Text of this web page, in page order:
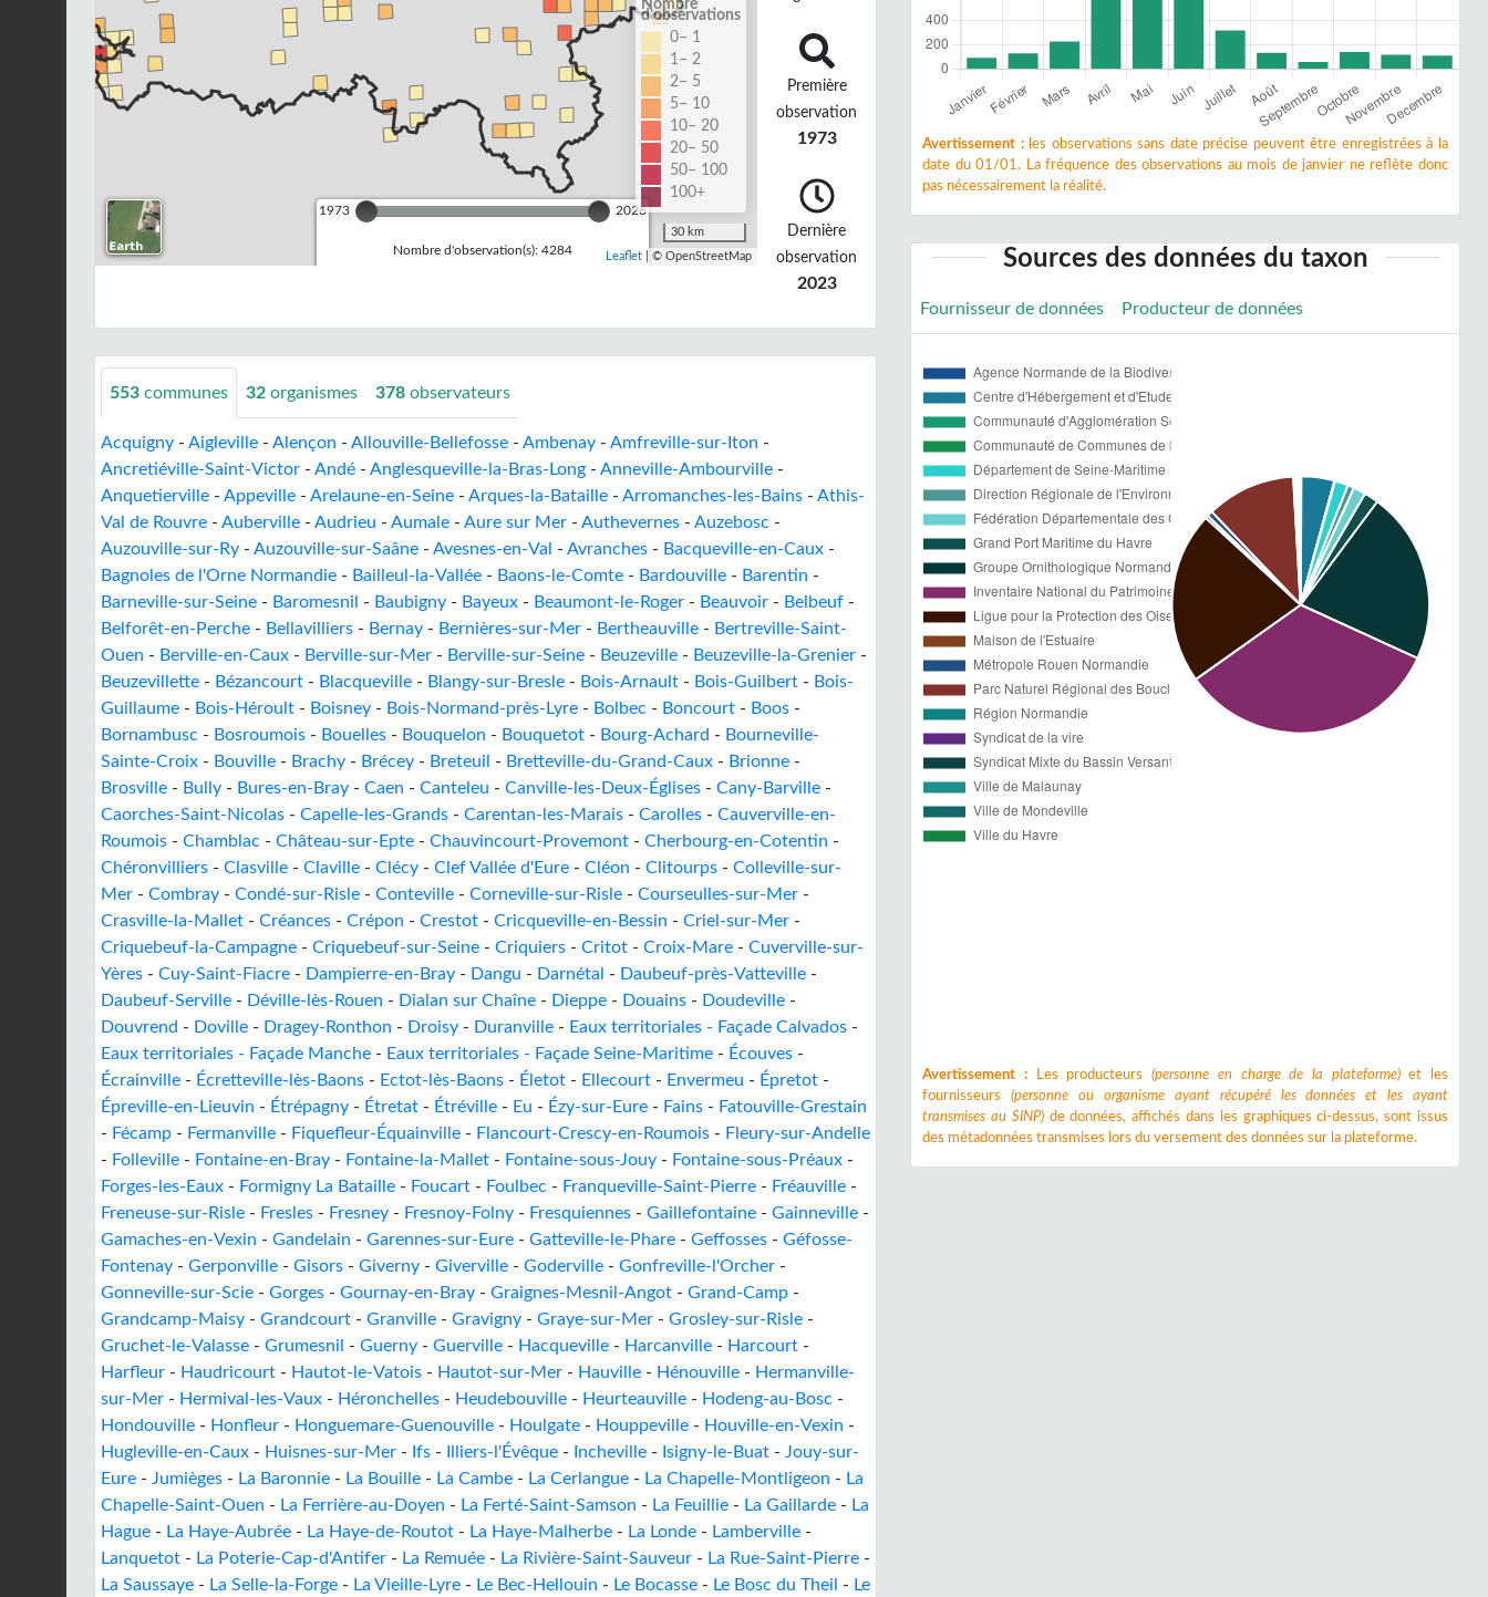
1973 2026
Nombre d'observation(s): 4284
Nombre
d'observations
0– 1
1– 2
2– 5
5– 10
10– 20
20– 50
50– 100
100+
30 km
Leaflet| © OpenStreetMap
Première
observation
1973
Dernière
observation
2023
553 communes 32 organismes 378 observateurs
Acquigny - Aigleville - Alençon - Allouville-Bellefosse - Ambenay - Amfreville-sur-Iton -
Ancretiéville-Saint-Victor - Andé - Anglesqueville-la-Bras-Long - Anneville-Ambourville -
Anquetierville - Appeville - Arelaune-en-Seine - Arques-la-Bataille - Arromanches-les-Bains - Athis-
Val de Rouvre - Auberville - Audrieu - Aumale - Aure sur Mer - Authevernes - Auzebosc -
Auzouville-sur-Ry - Auzouville-sur-Saâne - Avesnes-en-Val - Avranches - Bacqueville-en-Caux -
Bagnoles de l'Orne Normandie - Bailleul-la-Vallée - Baons-le-Comte - Bardouville - Barentin -
Barneville-sur-Seine - Baromesnil - Baubigny - Bayeux - Beaumont-le-Roger - Beauvoir - Belbeuf -
Belforêt-en-Perche - Bellavilliers - Bernay - Bernières-sur-Mer - Bertheauville - Bertreville-Saint-
Ouen - Berville-en-Caux - Berville-sur-Mer - Berville-sur-Seine - Beuzeville - Beuzeville-la-Grenier -
Beuzevillette - Bézancourt - Blacqueville - Blangy-sur-Bresle - Bois-Arnault - Bois-Guilbert - Bois-
Guillaume - Bois-Héroult - Boisney - Bois-Normand-près-Lyre - Bolbec - Boncourt - Boos -
Bornambusc - Bosroumois - Bouelles - Bouquelon - Bouquetot - Bourg-Achard - Bourneville-
Sainte-Croix - Bouville - Brachy - Brécey - Breteuil - Bretteville-du-Grand-Caux - Brionne -
Brosville - Bully - Bures-en-Bray - Caen - Canteleu - Canville-les-Deux-Églises - Cany-Barville -
Caorches-Saint-Nicolas - Capelle-les-Grands - Carentan-les-Marais - Carolles - Cauverville-en-
Roumois - Chamblac - Château-sur-Epte - Chauvincourt-Provemont - Cherbourg-en-Cotentin -
Chéronvilliers - Clasville - Claville - Clécy - Clef Vallée d'Eure - Cléon - Clitourps - Colleville-sur-
Mer - Combray - Condé-sur-Risle - Conteville - Corneville-sur-Risle - Courseulles-sur-Mer -
Crasville-la-Mallet - Créances - Crépon - Crestot - Cricqueville-en-Bessin - Criel-sur-Mer -
Criquebeuf-la-Campagne - Criquebeuf-sur-Seine - Criquiers - Critot - Croix-Mare - Cuverville-sur-
Yères - Cuy-Saint-Fiacre - Dampierre-en-Bray - Dangu - Darnétal - Daubeuf-près-Vatteville -
Daubeuf-Serville - Déville-lès-Rouen - Dialan sur Chaîne - Dieppe - Douains - Doudeville -
Douvrend - Doville - Dragey-Ronthon - Droisy - Duranville - Eaux territoriales - Façade Calvados -
Eaux territoriales - Façade Manche - Eaux territoriales - Façade Seine-Maritime - Écouves -
Écrainville - Écretteville-lès-Baons - Ectot-lès-Baons - Életot - Ellecourt - Envermeu - Épretot -
Épreville-en-Lieuvin - Étrépagny - Étretat - Étréville - Eu - Ézy-sur-Eure - Fains - Fatouville-Grestain
- Fécamp - Fermanville - Fiquefleur-Équainville - Flancourt-Crescy-en-Roumois - Fleury-sur-Andelle
- Folleville - Fontaine-en-Bray - Fontaine-la-Mallet - Fontaine-sous-Jouy - Fontaine-sous-Préaux -
Forges-les-Eaux - Formigny La Bataille - Foucart - Foulbec - Franqueville-Saint-Pierre - Fréauville -
Freneuse-sur-Risle - Fresles - Fresney - Fresnoy-Folny - Fresquiennes - Gaillefontaine - Gainneville -
Gamaches-en-Vexin - Gandelain - Garennes-sur-Eure - Gatteville-le-Phare - Geffosses - Géfosse-
Fontenay - Gerponville - Gisors - Giverny - Giverville - Goderville - Gonfreville-l'Orcher -
Gonneville-sur-Scie - Gorges - Gournay-en-Bray - Graignes-Mesnil-Angot - Grand-Camp -
Grandcamp-Maisy - Grandcourt - Granville - Gravigny - Graye-sur-Mer - Grosley-sur-Risle -
Gruchet-le-Valasse - Grumesnil - Guerny - Guerville - Hacqueville - Harcanville - Harcourt -
Harfleur - Haudricourt - Hautot-le-Vatois - Hautot-sur-Mer - Hauville - Hénouville - Hermanville-
sur-Mer - Hermival-les-Vaux - Héronchelles - Heudebouville - Heurteauville - Hodeng-au-Bosc -
Hondouville - Honfleur - Honguemare-Guenouville - Houlgate - Houppeville - Houville-en-Vexin -
Hugleville-en-Caux - Huisnes-sur-Mer - Ifs - Illiers-l'Évêque - Incheville - Isigny-le-Buat - Jouy-sur-
Eure - Jumièges - La Baronnie - La Bouille - La Cambe - La Cerlangue - La Chapelle-Montligeon - La
Chapelle-Saint-Ouen - La Ferrière-au-Doyen - La Ferté-Saint-Samson - La Feuillie - La Gaillarde - La
Hague - La Haye-Aubrée - La Haye-de-Routot - La Haye-Malherbe - La Londe - Lamberville -
Lanquetot - La Poterie-Cap-d'Antifer - La Remuée - La Rivière-Saint-Sauveur - La Rue-Saint-Pierre -
La Saussaye - La Selle-la-Forge - La Vieille-Lyre - Le Bec-Hellouin - Le Bocasse - Le Bosc du Theil - Le
Avertissement :les observations sans date précise peuvent être enregistrées à la
date du 01/01. La fréquence des observations au mois de janvier ne reflète donc
pas nécessairement la réalité.
Sources des données du taxon
Fournisseur de données Producteur de données
Avertissement : Les producteurs(personne en charge de la plateforme)et les
fournisseurs(personne ou organisme ayant récupéré les données et les ayant
transmises au SINP)de données, affichés dans les graphiques ci-dessus, sont issus
des métadonnées transmises lors du versement des données sur la plateforme.